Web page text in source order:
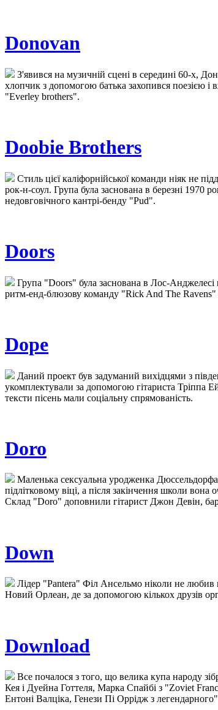
Donovan
З'явився на музичній сцені в середині 60-х,
хлопчик з допомогою батька захопився поезією і
"Everley brothers".
Doobie Brothers
Стиль цієї каліфорнійської команди ніяк не
рок-н-соул. Група була заснована в березні
недовговічного кантрі-бенду "Pud".
Doors
Група "Doors" була заснована в Лос-
ритм-енд-блюзову команду "Rick And The
Dope
Даний проект був задуманий вихідцями з
укомплектували за допомогою гітариста Тріппа
тексти пісень мали соціальну спрямованість.
Doro
Маленька сексуальна уродженка
підлітковому віці, а після закінчення школи
Склад "Doro" доповнили гітарист Джон Девін,
Down
Лідер "Pantera" Філ Ансельмо ніколи не любив
Новий Орлеан, де за допомогою кількох друзів
Download
Все почалося з того, що велика купа народу
Кея і Дуейна Готтеля, Марка Спайбі з "Zoviet
Ентоні Валціка, Генези Пі Оррідж з